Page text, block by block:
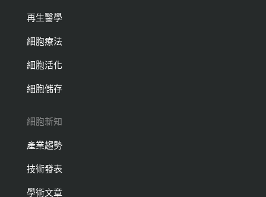
再生醫學
細胞療法
細胞活化
細胞儲存
細胞新知
產業趨勢
技術發表
學術文章